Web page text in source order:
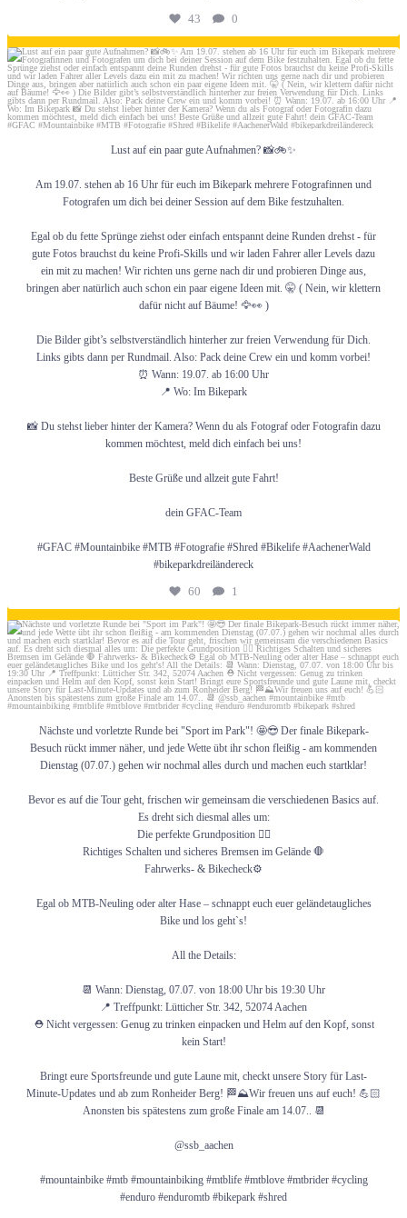
Bikepark
Regeln
Wo muss ich hin?
Die Strecken
Kaventsmann Updates
Vereinsleben & Termine
Teams
Kalender
Freunde & Partner
43 0
Juli 5
Lust auf ein paar gute Aufnahmen? 📸🚲✨
Am 19.07. stehen ab 16 Uhr für euch im Bikepark mehrere Fotografinnen und
Fotografen um dich bei deiner Session auf dem Bike festzuhalten.
Egal ob du fette Sprünge ziehst oder einfach entspannt deine Runden drehst - für
gute Fotos brauchst du keine Profi-Skills und wir laden Fahrer aller Levels dazu
ein mit zu machen! Wir richten uns gerne nach dir und probieren Dinge aus,
bringen aber natürlich auch schon ein paar eigene Ideen mit. 🤫 ( Nein, wir klettern
dafür nicht auf Bäume! 🦅👀 )
Die Bilder gibt’s selbstverständlich hinterher zur freien Verwendung für Dich.
Links gibts dann per Rundmail. Also: Pack deine Crew ein und komm vorbei!
⏰ Wann: 19.07. ab 16:00 Uhr
📍 Wo: Im Bikepark
📸 Du stehst lieber hinter der Kamera? Wenn du als Fotograf oder Fotografin dazu
kommen möchtest, meld dich einfach bei uns!
Beste Grüße und allzeit gute Fahrt!
dein GFAC-Team
#GFAC #Mountainbike #MTB #Fotografie #Shred #Bikelife #AachenerWald
#bikeparkdreiländereck
60 1
Juli 4
Nächste und vorletzte Runde bei "Sport im Park"! 🤩😎 Der finale Bikepark-
Besuch rückt immer näher, und jede Wette übt ihr schon fleißig - am kommenden
Dienstag (07.07.) gehen wir nochmal alles durch und machen euch startklar!
Bevor es auf die Tour geht, frischen wir gemeinsam die verschiedenen Basics auf.
Es dreht sich diesmal alles um:
Die perfekte Grundposition 🚴‍♂️
Richtiges Schalten und sicheres Bremsen im Gelände 🛑
Fahrwerks- & Bikecheck⚙️
Egal ob MTB-Neuling oder alter Hase – schnappt euch euer geländetaugliches
Bike und los geht`s!
All the Details:
📆 Wann: Dienstag, 07.07. von 18:00 Uhr bis 19:30 Uhr
📍 Treffpunkt: Lütticher Str. 342, 52074 Aachen
⛑️ Nicht vergessen: Genug zu trinken einpacken und Helm auf den Kopf, sonst
kein Start!
Bringt eure Sportsfreunde und gute Laune mit, checkt unsere Story für Last-
Minute-Updates und ab zum Ronheider Berg! 🏁⛰️Wir freuen uns auf euch! 💪🏻
Anonsten bis spätestens zum große Finale am 14.07.. 📆
@ssb_aachen
#mountainbike #mtb #mountainbiking #mtblife #mtblove #mtbrider #cycling
#enduro #enduromtb #bikepark #shred